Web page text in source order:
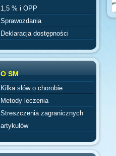
1,5 % i OPP
Sprawozdania
Deklaracja dostępności
O SM
Kilka słów o chorobie
Metody leczenia
Streszczenia zagranicznych
artykułów